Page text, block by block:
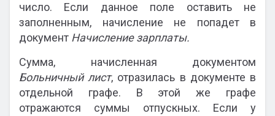
число. Если данное поле оставить не
заполненным, начисление не попадет в
документ Начисление зарплаты.
Сумма, начисленная документом
Больничный лист, отразилась в документе в
отдельной графе. В этой же графе
отражаются суммы отпускных. Если у